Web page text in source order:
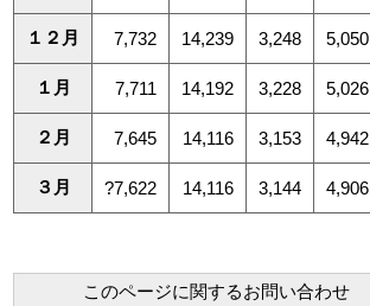
１２月 7,732 14,239 3,248 5,050
１月 7,711 14,192 3,228 5,026
２月 7,645 14,116 3,153 4,942
３月 ?7,622 14,116 3,144 4,906
このページに関するお問い合わせ